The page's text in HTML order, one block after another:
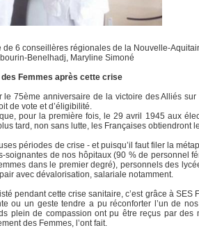
de 6 conseillères régionales de la Nouvelle-
Benelhadj, Maryline Simoné
Femmes après cette crise
le 75ème anniversaire de la victoire des Alliés
de vote et d’éligibilité.
pour la première fois, le 29 avril 1945 aux
tard, non sans lutte, les Françaises obtiendront
périodes de crise - et puisqu’il faut filer la
soignantes de nos hôpitaux (90 % de personnel
dans le premier degré), personnels des
avec dévalorisation, salariale notamment.
pendant cette crise sanitaire, c’est grâce à
ou un geste tendre a pu réconforter l’un de
plein de compassion ont pu être reçus par
des Femmes, l’ont fait.